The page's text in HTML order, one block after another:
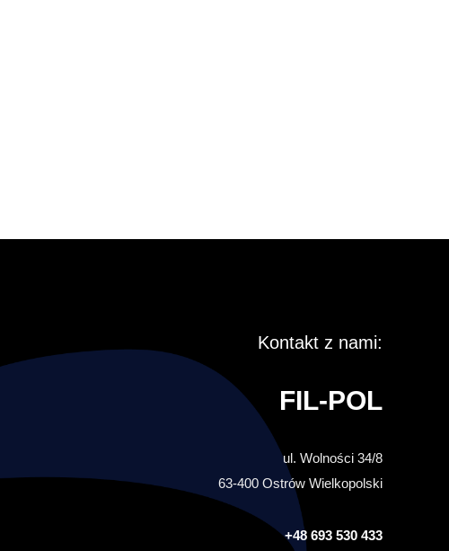
Kontakt z nami:
FIL-POL
ul. Wolności 34/8
63-400 Ostrów Wielkopolski
+48 693 530 433